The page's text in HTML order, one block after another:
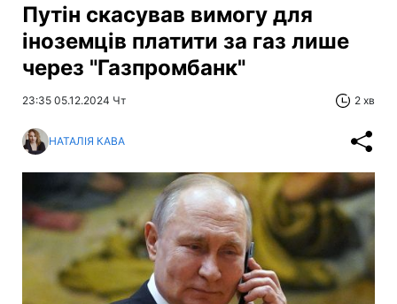
Путін скасував вимогу для
іноземців платити за газ лише
через "Газпромбанк"
23:35 05.12.2024 Чт 2 хв
НАТАЛІЯ КАВА